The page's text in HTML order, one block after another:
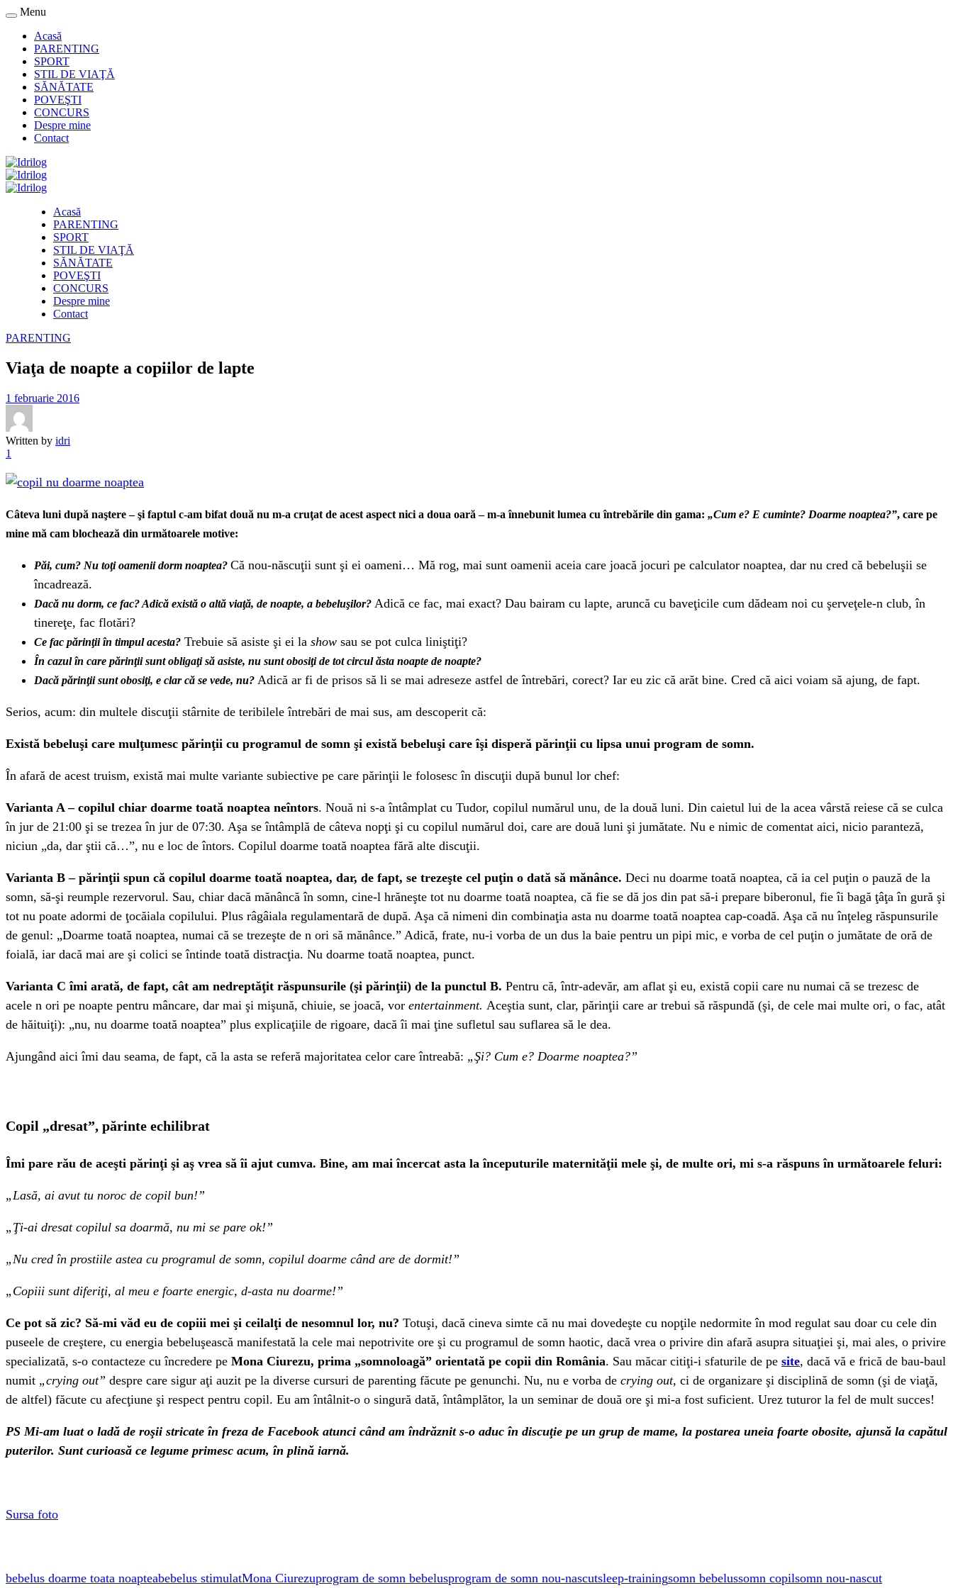
Menu
Acasă
PARENTING
SPORT
STIL DE VIAŢĂ
SĂNĂTATE
POVEŞTI
CONCURS
Despre mine
Contact
Acasă
PARENTING
SPORT
STIL DE VIAŢĂ
SĂNĂTATE
POVEŞTI
CONCURS
Despre mine
Contact
PARENTING
Viaţa de noapte a copiilor de lapte
1 februarie 2016
Written by idri
1
Câteva luni după naştere – şi faptul c-am bifat două nu m-a cruţat de acest aspect nici a doua oară – m-a înnebunit lumea cu întrebările din gama: „Cum e? E cuminte? Doarme noaptea?”, care pe
mine mă cam blochează din următoarele motive:
Păi, cum? Nu toţi oamenii dorm noaptea? Că nou-născuţii sunt şi ei oameni… Mă rog, mai sunt oamenii aceia care joacă jocuri pe calculator noaptea, dar nu cred că bebeluşii se
încadrează.
Dacă nu dorm, ce fac? Adică există o altă viaţă, de noapte, a bebeluşilor? Adică ce fac, mai exact? Dau bairam cu lapte, aruncă cu baveţicile cum dădeam noi cu şerveţele-n club, în
tinereţe, fac flotări?
Ce fac părinţii în timpul acesta? Trebuie să asiste şi ei la show sau se pot culca liniştiţi?
În cazul în care părinţii sunt obligaţi să asiste, nu sunt obosiţi de tot circul ăsta noapte de noapte?
Dacă părinţii sunt obosiţi, e clar că se vede, nu? Adică ar fi de prisos să li se mai adreseze astfel de întrebări, corect? Iar eu zic că arăt bine. Cred că aici voiam să ajung, de fapt.
Serios, acum: din multele discuţii stârnite de teribilele întrebări de mai sus, am descoperit că:
Există bebeluşi care mulţumesc părinţii cu programul de somn şi există bebeluşi care îşi disperă părinţii cu lipsa unui program de somn.
În afară de acest truism, există mai multe variante subiective pe care părinţii le folosesc în discuţii după bunul lor chef:
Varianta A – copilul chiar doarme toată noaptea neîntors. Nouă ni s-a întâmplat cu Tudor, copilul numărul unu, de la două luni. Din caietul lui de la acea vârstă reiese că se culca
în jur de 21:00 şi se trezea în jur de 07:30. Aşa se întâmplă de câteva nopţi şi cu copilul numărul doi, care are două luni şi jumătate. Nu e nimic de comentat aici, nicio paranteză,
niciun „da, dar ştii că…”, nu e loc de întors. Copilul doarme toată noaptea fără alte discuţii.
Varianta B – părinţii spun că copilul doarme toată noaptea, dar, de fapt, se trezeşte cel puţin o dată să mănânce. Deci nu doarme toată noaptea, că ia cel puţin o pauză de la
somn, să-şi reumple rezervorul. Sau, chiar dacă mănâncă în somn, cine-l hrăneşte tot nu doarme toată noaptea, că fie se dă jos din pat să-i prepare biberonul, fie îi bagă ţâţa în gură şi
tot nu poate adormi de ţocăiala copilului. Plus râgâiala regulamentară de după. Aşa că nimeni din combinaţia asta nu doarme toată noaptea cap-coadă. Aşa că nu înţeleg răspunsurile
de genul: „Doarme toată noaptea, numai că se trezeşte de n ori să mănânce.” Adică, frate, nu-i vorba de un dus la baie pentru un pipi mic, e vorba de cel puţin o jumătate de oră de
foială, iar dacă mai are şi colici se întinde toată distracţia. Nu doarme toată noaptea, punct.
Varianta C îmi arată, de fapt, cât am nedreptăţit răspunsurile (şi părinţii) de la punctul B. Pentru că, într-adevăr, am aflat şi eu, există copii care nu numai că se trezesc de
acele n ori pe noapte pentru mâncare, dar mai şi mişună, chiuie, se joacă, vor entertainment. Aceştia sunt, clar, părinţii care ar trebui să răspundă (şi, de cele mai multe ori, o fac, atât
de hăituiţi): „nu, nu doarme toată noaptea” plus explicaţiile de rigoare, dacă îi mai ţine sufletul sau suflarea să le dea.
Ajungând aici îmi dau seama, de fapt, că la asta se referă majoritatea celor care întreabă: „Şi? Cum e? Doarme noaptea?”
Copil „dresat”, părinte echilibrat
Îmi pare rău de aceşti părinţi şi aş vrea să îi ajut cumva. Bine, am mai încercat asta la începuturile maternităţii mele şi, de multe ori, mi s-a răspuns în următoarele feluri:
„Lasă, ai avut tu noroc de copil bun!”
„Ţi-ai dresat copilul sa doarmă, nu mi se pare ok!”
„Nu cred în prostiile astea cu programul de somn, copilul doarme când are de dormit!”
„Copiii sunt diferiţi, al meu e foarte energic, d-asta nu doarme!”
Ce pot să zic? Să-mi văd eu de copiii mei şi ceilalţi de nesomnul lor, nu? Totuşi, dacă cineva simte că nu mai dovedeşte cu nopţile nedormite în mod regulat sau doar cu cele din
puseele de creştere, cu energia bebeluşească manifestată la cele mai nepotrivite ore şi cu programul de somn haotic, dacă vrea o privire din afară asupra situaţiei şi, mai ales, o privire
specializată, s-o contacteze cu încredere pe Mona Ciurezu, prima „somnoloagă” orientată pe copii din România. Sau măcar citiţi-i sfaturile de pe site, dacă vă e frică de bau-baul
numit „crying out” despre care sigur aţi auzit pe la diverse cursuri de parenting făcute pe genunchi. Nu, nu e vorba de crying out, ci de organizare şi disciplină de somn (şi de viaţă,
de altfel) făcute cu afecţiune şi respect pentru copil. Eu am întâlnit-o o singură dată, întâmplător, la un seminar de două ore şi mi-a fost suficient. Urez tuturor la fel de mult succes!
PS Mi-am luat o ladă de roşii stricate în freza de Facebook atunci când am îndrăznit s-o aduc în discuţie pe un grup de mame, la postarea uneia foarte obosite, ajunsă la capătul
puterilor. Sunt curioasă ce legume primesc acum, în plină iarnă.
Sursa foto
bebelus doarme toata noapteabebelus stimulatMona Ciurezuprogram de somn bebelusprogram de somn nou-nascutsleep-trainingsomn bebelussomn copilsomn nou-nascut